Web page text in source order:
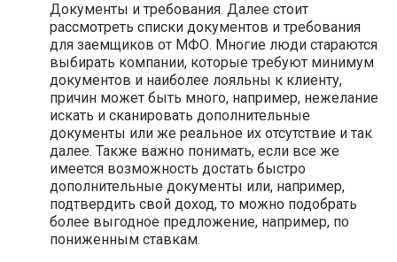
Документы и требования. Далее стоит
рассмотреть списки документов и требования
для заемщиков от МФО. Многие люди стараются
выбирать компании, которые требуют минимум
документов и наиболее лояльны к клиенту,
причин может быть много, например, нежелание
искать и сканировать дополнительные
документы или же реальное их отсутствие и так
далее. Также важно понимать, если все же
имеется возможность достать быстро
дополнительные документы или, например,
подтвердить свой доход, то можно подобрать
более выгодное предложение, например, по
пониженным ставкам.